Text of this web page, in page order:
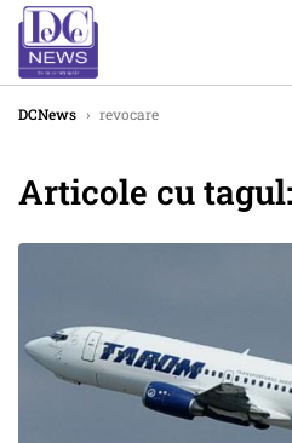
DCNews › revocare
Articole cu